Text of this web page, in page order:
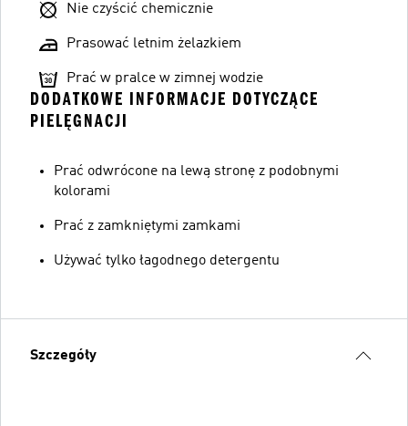
Nie czyścić chemicznie
Prasować letnim żelazkiem
Prać w pralce w zimnej wodzie
DODATKOWE INFORMACJE DOTYCZĄCE
PIELĘGNACJI
Prać odwrócone na lewą stronę z podobnymi
kolorami
Prać z zamkniętymi zamkami
Używać tylko łagodnego detergentu
Szczegóły